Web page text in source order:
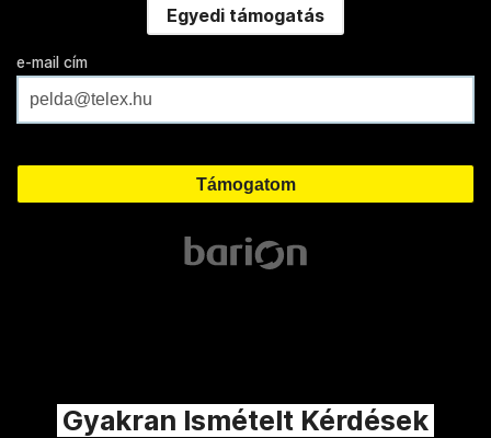
Egyedi támogatás
e-mail cím
Gyakran Ismételt Kérdések